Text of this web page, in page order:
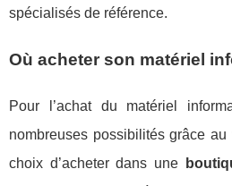
spécialisés de référence.
Où acheter son matériel
Pour l’achat du matériel
nombreuses possibilités grâce
choix d’acheter dans une